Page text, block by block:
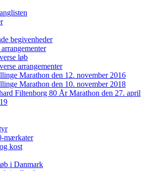
begivenheder
løb
arrangementer
Marathon den 12. november 2016
Marathon den 10. november 2018
Filtenborg 80 År Marathon den 27. april
mærkater
kost
i Danmark